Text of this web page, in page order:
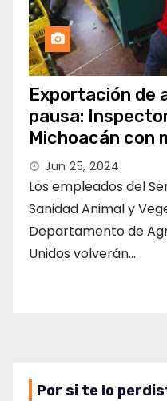
Exportación de
pausa:
Michoacán con
Jun 25, 2024
Los empleados del
Sanidad Animal y
Departamento de
Unidos volverán…
Por si te lo